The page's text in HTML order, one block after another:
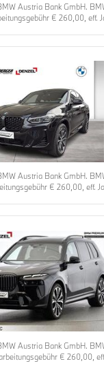
Austria Bank GmbH.
€ 260,00, eff.
Austria Bank GmbH.
€ 260,00, eff.
Austria Bank GmbH.
€ 260,00,